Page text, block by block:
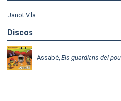
Janot Vila
Discos
Assabè, Els guardians del pou